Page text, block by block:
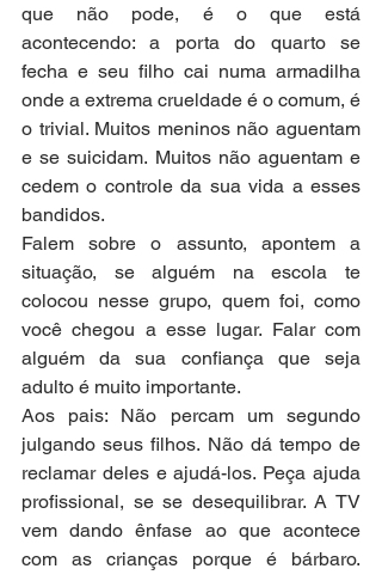
que não pode, é o que está
acontecendo: a porta do quarto se
fecha e seu filho cai numa armadilha
onde a extrema crueldade é o comum, é
o trivial. Muitos meninos não aguentam
e se suicidam. Muitos não aguentam e
cedem o controle da sua vida a esses
bandidos.
Falem sobre o assunto, apontem a
situação, se alguém na escola te
colocou nesse grupo, quem foi, como
você chegou a esse lugar. Falar com
alguém da sua confiança que seja
adulto é muito importante.
Aos pais: Não percam um segundo
julgando seus filhos. Não dá tempo de
reclamar deles e ajudá-los. Peça ajuda
profissional, se se desequilibrar. A TV
vem dando ênfase ao que acontece
com as crianças porque é bárbaro.